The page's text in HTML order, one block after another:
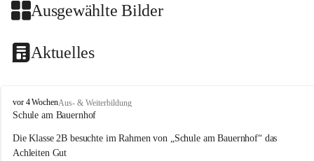
Ausgewählte Bilder
Aktuelles
V
o
k
s
vor 4 WochenAus- & Weiterbildung
Schule am Bauernhof
Die Klasse 2B besuchte im Rahmen von „Schule am Bauernhof“ das
Achleiten Gut